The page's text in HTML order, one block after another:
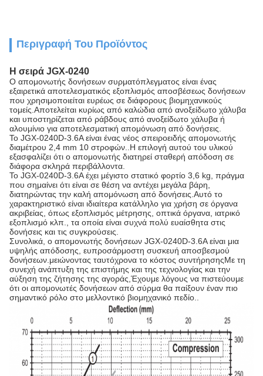
Περιγραφή Του Προϊόντος
Η σειρά JGX-0240
Ο απομονωτής δονήσεων συρματόπλεγματος είναι ένας
εξαιρετικά αποτελεσματικός εξοπλισμός αποσβέσεως δονήσεων
που χρησιμοποιείται ευρέως σε διάφορους βιομηχανικούς
τομείς.Αποτελείται κυρίως από καλώδια από ανοξείδωτο χάλυβα
και υποστηρίζεται από ράβδους από ανοξείδωτο χάλυβα ή
αλουμίνιο για αποτελεσματική απομόνωση από δονήσεις.
Το JGX-0240D-3.6A είναι ένας νέος σπειροειδής απομονωτής
διαμέτρου 2,4 mm 10 στροφών..Η επιλογή αυτού του υλικού
εξασφαλίζει ότι ο απομονωτής διατηρεί σταθερή απόδοση σε
διάφορα σκληρά περιβάλλοντα.
Το JGX-0240D-3.6A έχει μέγιστο στατικό φορτίο 3,6 kg, πράγμα
που σημαίνει ότι είναι σε θέση να αντέχει μεγάλα βάρη,
διατηρώντας την καλή απομόνωση από δονήσεις.Αυτό το
χαρακτηριστικό είναι ιδιαίτερα κατάλληλο για χρήση σε όργανα
ακριβείας, όπως εξοπλισμός μέτρησης, οπτικά όργανα, ιατρικό
εξοπλισμό κλπ., τα οποία είναι συχνά πολύ ευαίσθητα στις
δονήσεις και τις συγκρούσεις.
Συνολικά, ο απομονωτής δονήσεων JGX-0240D-3.6A είναι μια
υψηλής απόδοσης, ευπροσάρμοστη συσκευή αποσβεσμού
δονήσεων.μειώνοντας ταυτόχρονα το κόστος συντήρησηςΜε τη
συνεχή ανάπτυξη της επιστήμης και της τεχνολογίας και την
αύξηση της ζήτησης της αγοράς,Έχουμε λόγους να πιστεύουμε
ότι οι απομονωτές δονήσεων από σύρμα θα παίξουν έναν πιο
σημαντικό ρόλο στο μελλοντικό βιομηχανικό πεδίο..